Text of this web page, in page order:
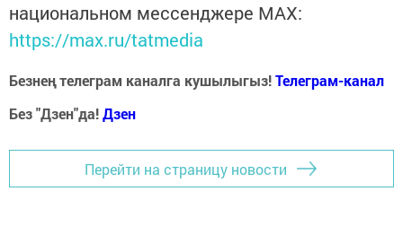
национальном мессенджере MАХ:
https://max.ru/tatmedia
Безнең телеграм каналга кушылыгыз!Телеграм-канал
Без "Дзен"да!Дзен
Перейти на страницу новости